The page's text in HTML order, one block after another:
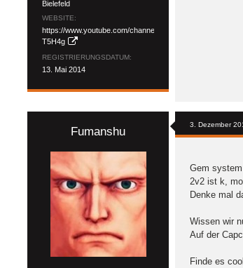
Bielefeld
WEBSITE
https://www.youtube.com/channel/UC6S74v0fqtIkI29E0-
T5H4g
REGISTRIERUNGSDATUM
13. Mai 2014
Fumanshu
3. Dezember
Gem
2v2 ist k,
Denke mal
Wissen wir
Auf der
Finde es